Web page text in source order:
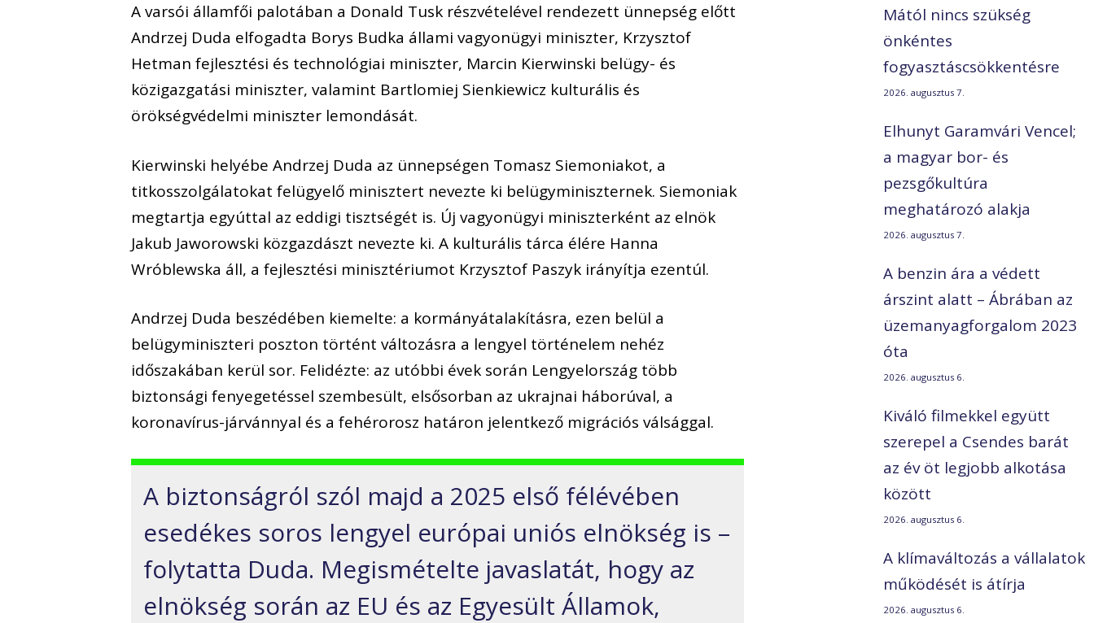
A varsói államfői palotában a Donald Tusk részvételével rendezett ünnepség előtt
Andrzej Duda elfogadta Borys Budka állami vagyonügyi miniszter, Krzysztof
Hetman fejlesztési és technológiai miniszter, Marcin Kierwinski belügy- és
közigazgatási miniszter, valamint Bartlomiej Sienkiewicz kulturális és
örökségvédelmi miniszter lemondását.
Kierwinski helyébe Andrzej Duda az ünnepségen Tomasz Siemoniakot, a
titkosszolgálatokat felügyelő minisztert nevezte ki belügyminiszternek. Siemoniak
megtartja egyúttal az eddigi tisztségét is. Új vagyonügyi miniszterként az elnök
Jakub Jaworowski közgazdászt nevezte ki. A kulturális tárca élére Hanna
Wróblewska áll, a fejlesztési minisztériumot Krzysztof Paszyk irányítja ezentúl.
Andrzej Duda beszédében kiemelte: a kormányátalakításra, ezen belül a
belügyminiszteri poszton történt változásra a lengyel történelem nehéz
időszakában kerül sor. Felidézte: az utóbbi évek során Lengyelország több
biztonsági fenyegetéssel szembesült, elsősorban az ukrajnai háborúval, a
koronavírus-járvánnyal és a fehérorosz határon jelentkező migrációs válsággal.
A biztonságról szól majd a 2025 első félévében
esedékes soros lengyel európai uniós elnökség is –
folytatta Duda. Megismételte javaslatát, hogy az
elnökség során az EU és az Egyesült Államok,
Mától nincs szükség
önkéntes
fogyasztáscsökkentésre
2026. augusztus 7.
Elhunyt Garamvári Vencel;
a magyar bor- és
pezsgőkultúra
meghatározó alakja
2026. augusztus 7.
A benzin ára a védett
árszint alatt – Ábrában az
üzemanyagforgalom 2023
óta
2026. augusztus 6.
Kiváló filmekkel együtt
szerepel a Csendes barát
az év öt legjobb alkotása
között
2026. augusztus 6.
A klímaváltozás a vállalatok
működését is átírja
2026. augusztus 6.